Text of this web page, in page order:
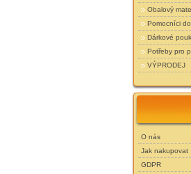
Obalový
Pomocníci
Dárkové
Potřeby pro
VÝPRODEJ
O nás
Jak nakupovat
GDPR